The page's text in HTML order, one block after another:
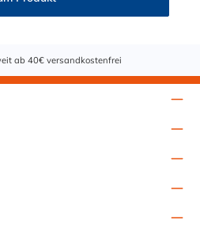
der PLC-Serie kombinierbar
Kupplungen der PLC12-Serie.
ab 40€ versandkostenfrei